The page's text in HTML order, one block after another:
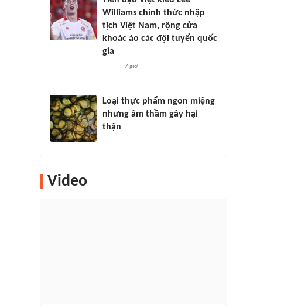
Williams chính thức nhập
tịch Việt Nam, rộng cửa
khoác áo các đội tuyển quốc
gia
7 giờ
Loại thực phẩm ngon miệng
nhưng âm thầm gây hại
thận
Video